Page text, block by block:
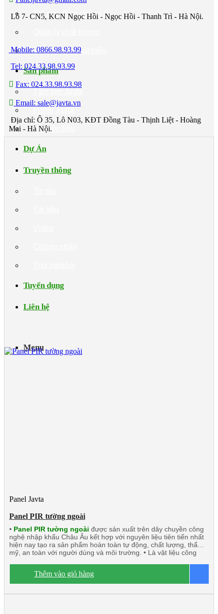
Tại sao chọn chúng tôi
Hợp tác và Phát triển
Sản phẩm
Nguyên liệu
Dự Án
Truyền thông
Tuyển dụng
Liên hệ
Menu
Lô 7- CN5, KCN Ngọc Hồi - Ngọc Hồi - Thanh Trì - Hà Nội.
Mobile: 0866.98.93.99
Tel: 024.33.98.93.99
Fax: 024.33.98.93.98
Email: sale@javta.vn
Địa chỉ: Ô 35, Lô N03, KĐT Đồng Tàu - Thịnh Liệt - Hoàng
Mai - Hà Nội.
Panel Javta
Panel PIR tường ngoài
• Panel PIR tường ngoài được sản xuất trên dây chuyền công
nghệ nhập khẩu Châu Âu kết hợp với nguyên liệu tiên tiến nhất
hiện nay tạo ra sản phẩm hoàn toàn tự động, chất lượng, thẩm
mỹ, an toàn với người dùng và môi trường. • Là vật liệu công
cách nhiệt đạt tiêu chuẩn TCVN 9311-8:2012: EI15 ÷ EI45 •
Panel PIR tường ngoài rất chắc chắn và nhẹ. Có khả năng cách
Thêm vào giỏ hàng